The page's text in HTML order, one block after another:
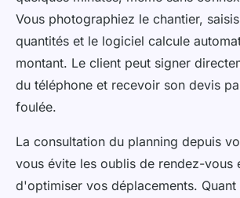
Vous photographiez le chantier,
quantités et le logiciel calcule
montant. Le client peut signer
du téléphone et recevoir son devis
foulée.
La consultation du planning depuis
vous évite les oublis de rendez-vous
d'optimiser vos déplacements.